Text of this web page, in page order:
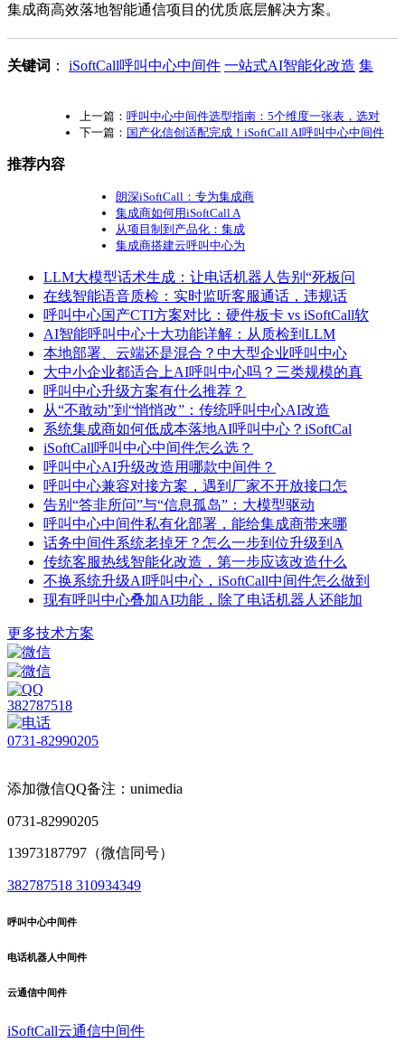
集成商高效落地智能通信项目的优质底层解决方案。
关键词 ： iSoftCall呼叫中心中间件 一站式AI智能化改造 集
上一篇： 呼叫中心中间件选型指南：5个维度一张表，选对
下一篇： 国产化信创适配完成！iSoftCall AI呼叫中心中间件
推荐内容
朗深iSoftCall：专为集成商
集成商如何用iSoftCall A
从项目制到产品化：集成
集成商搭建云呼叫中心为
LLM大模型话术生成：让电话机器人告别“死板问
在线智能语音质检：实时监听客服通话，违规话
呼叫中心国产CTI方案对比：硬件板卡 vs iSoftCall软
AI智能呼叫中心十大功能详解：从质检到LLM
本地部署、云端还是混合？中大型企业呼叫中心
大中小企业都适合上AI呼叫中心吗？三类规模的真
呼叫中心升级方案有什么推荐？
从“不敢动”到“悄悄改”：传统呼叫中心AI改造
系统集成商如何低成本落地AI呼叫中心？iSoftCal
iSoftCall呼叫中心中间件怎么选？
呼叫中心AI升级改造用哪款中间件？
呼叫中心兼容对接方案，遇到厂家不开放接口怎
告别“答非所问”与“信息孤岛”：大模型驱动
呼叫中心中间件私有化部署，能给集成商带来哪
话务中间件系统老掉牙？怎么一步到位升级到A
传统客服热线智能化改造，第一步应该改造什么
不换系统升级AI呼叫中心，iSoftCall中间件怎么做到
现有呼叫中心叠加AI功能，除了电话机器人还能加
更多技术方案
382787518
0731-82990205
添加微信QQ备注：unimedia
0731-82990205
13973187797（微信同号）
382787518 310934349
呼叫中心中间件
电话机器人中间件
云通信中间件
iSoftCall云通信中间件